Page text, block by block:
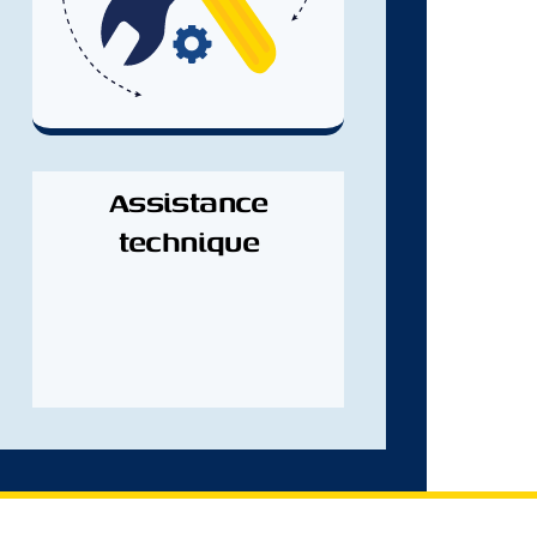
Assistance
technique